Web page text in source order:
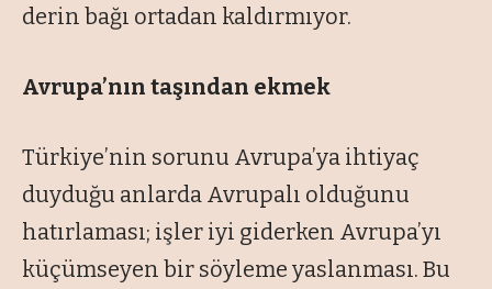
derin bağı ortadan kaldırmıyor.
Avrupa’nın taşından ekmek
Türkiye’nin sorunu Avrupa’ya ihtiyaç
duyduğu anlarda Avrupalı olduğunu
hatırlaması; işler iyi giderken Avrupa’yı
küçümseyen bir söyleme yaslanması. Bu